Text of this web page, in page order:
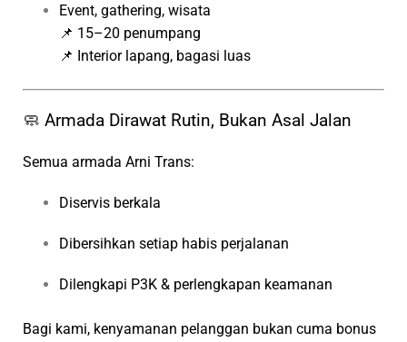
Event, gathering, wisata
📌 15–20 penumpang
📌 Interior lapang, bagasi luas
🧼 Armada Dirawat Rutin, Bukan Asal Jalan
Semua armada Arni Trans:
Diservis berkala
Dibersihkan setiap habis perjalanan
Dilengkapi P3K & perlengkapan keamanan
Bagi kami, kenyamanan pelanggan bukan cuma bonus